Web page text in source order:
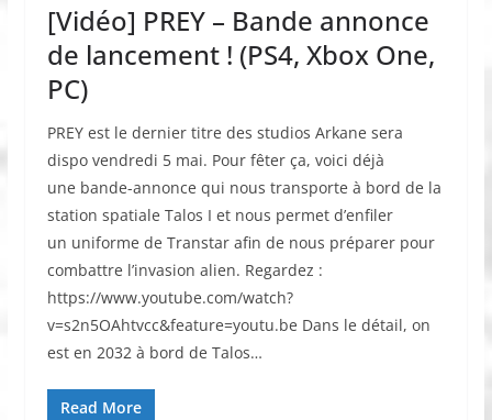
[Vidéo] PREY – Bande annonce
de lancement ! (PS4, Xbox One,
PC)
PREY est le dernier titre des studios Arkane sera
dispo vendredi 5 mai. Pour fêter ça, voici déjà
une bande-annonce qui nous transporte à bord de la
station spatiale Talos I et nous permet d’enfiler
un uniforme de Transtar afin de nous préparer pour
combattre l’invasion alien. Regardez :
https://www.youtube.com/watch?
v=s2n5OAhtvcc&feature=youtu.be Dans le détail, on
est en 2032 à bord de Talos…
Read More